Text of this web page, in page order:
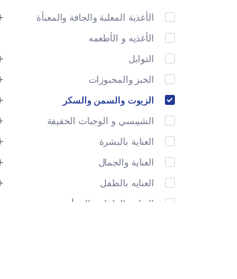
الأغذية المعلبة والجافة والمعبأة
الأغذيه و الأطعمه
التوابل
الخبز والمخبوزات
الزيوت والسمن والسكر
الشيبسي و الوجبات الخفيفة
العناية بالبشرة
العناية والجمال
العنايه بالطفل
العنايه بالطفل و المرأه